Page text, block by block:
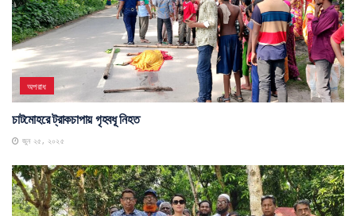
অপরাধ
চাটমোহরে ট্রাকচাপায় গৃহবধূ নিহত
জুন ২৫, ২০২৫